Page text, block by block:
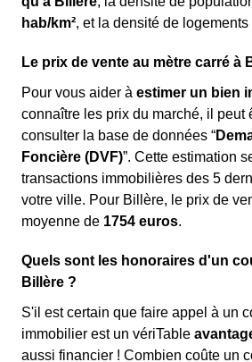
hab/km², et la densité de logements
Le prix de vente au mètre carré à
Pour vous aider à estimer un bien
connaître les prix du marché, il peut
consulter la base de données “
Foncière (DVF)”. Cette estimation
transactions immobilières des 5
votre ville. Pour Billère, le prix de
moyenne de 1754 euros.
Quels sont les honoraires d'un
Billère ?
S'il est certain que faire appel à un
immobilier est un vériTable
aussi financier ! Combien coûte un